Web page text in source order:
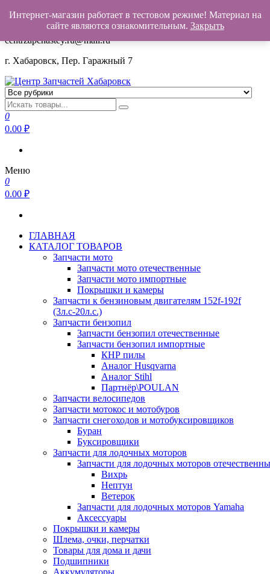
+7(962)503-00-25
centrzapchastey.ru@mail.ru
г. Хабаровск, Пер. Гаражный 7
Центр Запчастей Хабаровск
Запчасти для авто,
мото,бензопил,велосипедов,снегоходов,бензопил и т.д.
Хабаровск
0
0.00 ₽
Меню
0
0.00 ₽
ГЛАВНАЯ
КАТАЛОГ ТОВАРОВ
Запчасти мото
Запчасти мото отечественные
Запчасти мото импортные
Покрышки и камеры
Запчасти к бензиновым двигателям 152f-192f
(3л.с-20л.с.)
Запчасти бензопил
Запчасти бензопил отечественные
Запчасти бензопил импортные
КНР пилы
Аналог Husqvarna
Аналог Stihl
Партнёр\POULAN
Запчасти велосипедов
Запчасти мотокос и мотобуров
Запчасти снегоходов и мотобуксировщиков
Буран
Буксировщики
Запчасти для лодочных моторов
Запчасти для лодочных моторов
Вихрь
Нептун
Ветерок
Запчасти для лодочных моторов Yamaha
Аксессуары
Покрышки и камеры
Шлема, очки, перчатки
Товары для дома и дачи
Подшипники
Аккумуляторы
Интернет-магазин работает в тестовом режиме! Материал на
сайте являются ознакомительным. Закрыть